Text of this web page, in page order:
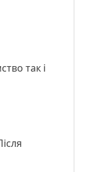
так і